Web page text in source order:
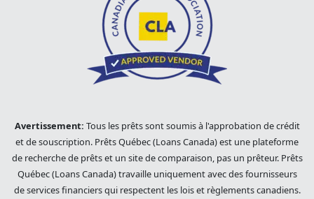
Avertissement: Tous les prêts sont soumis à l'approbation de crédit
et de souscription. Prêts Québec (Loans Canada) est une plateforme
de recherche de prêts et un site de comparaison, pas un prêteur. Prêts
Québec (Loans Canada) travaille uniquement avec des fournisseurs
de services financiers qui respectent les lois et règlements canadiens.